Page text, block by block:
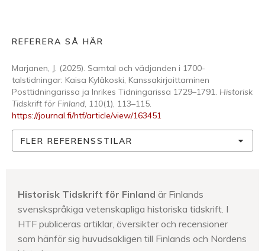
REFERERA SÅ HÄR
Marjanen, J. (2025). Samtal och vädjanden i 1700-
talstidningar: Kaisa Kyläkoski, Kanssakirjoittaminen
Posttidningarissa ja Inrikes Tidningarissa 1729–1791. Historisk
Tidskrift för Finland, 110(1), 113–115.
https://journal.fi/htf/article/view/163451
FLER REFERENSSTILAR
Historisk Tidskrift för Finland är Finlands
svenskspråkiga vetenskapliga historiska tidskrift. I
HTF publiceras artiklar, översikter och recensioner
som hänför sig huvudsakligen till Finlands och Nordens